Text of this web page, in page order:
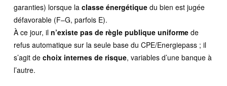
garanties) lorsque la classe énergétiquedu bien est jugée
défavorable (F–G, parfois E).
À ce jour, il n’existe pas de règle publique uniformede
refus automatique sur la seule base du CPE/Energiepass ; il
s’agit de choix internes de risque, variables d’une banque à
l’autre.